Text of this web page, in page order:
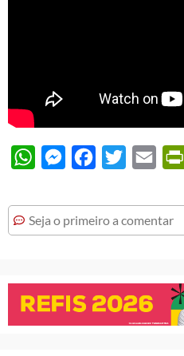
WhatsAppMessengerFacebook
Twitter Email
Seja o primeiro a comentar